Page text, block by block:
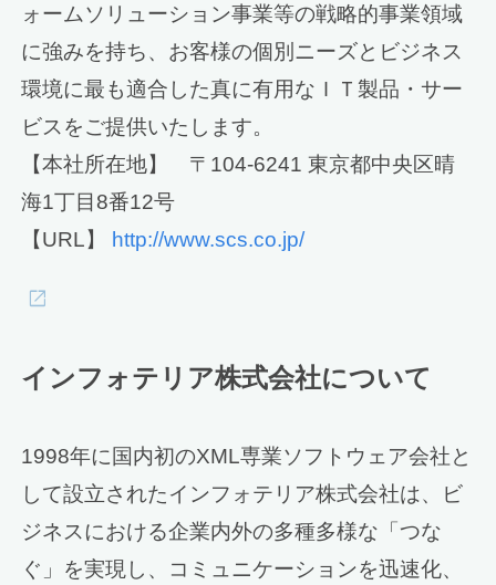
ォームソリューション事業等の戦略的事業領域
に強みを持ち、お客様の個別ニーズとビジネス
環境に最も適合した真に有用なＩＴ製品・サー
ビスをご提供いたします。
【本社所在地】 〒104-6241 東京都中央区晴
海1丁目8番12号
【URL】 http://www.scs.co.jp/
インフォテリア株式会社について
1998年に国内初のXML専業ソフトウェア会社と
して設立されたインフォテリア株式会社は、ビ
ジネスにおける企業内外の多種多様な「つな
ぐ」を実現し、コミュニケーションを迅速化、